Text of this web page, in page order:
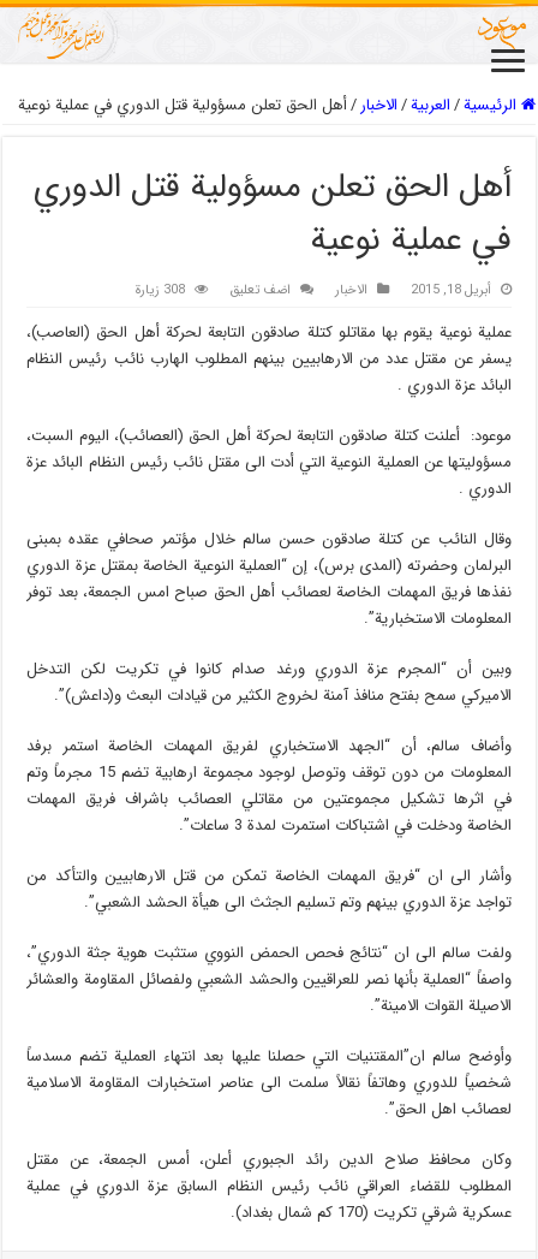
الرئيسية/العربیة/الاخبار/أهل الحق تعلن مسؤولية قتل الدوري في عملية نوعية
أهل الحق تعلن مسؤولية قتل الدوري
في عملية نوعية
أبريل 18, 2015 الاخبار اضف تعليق 308 زيارة
عملية نوعية يقوم بها مقاتلو كتلة صادقون التابعة لحركة أهل الحق (العاصب)،
يسفر عن مقتل عدد من الارهابيين بينهم المطلوب الهارب نائب رئيس النظام
البائد عزة الدوري .
موعود: أعلنت كتلة صادقون التابعة لحركة أهل الحق (العصائب)، اليوم السبت،
مسؤوليتها عن العملية النوعية التي أدت الى مقتل نائب رئيس النظام البائد عزة
الدوري .
وقال النائب عن كتلة صادقون حسن سالم خلال مؤتمر صحافي عقده بمبنى
البرلمان وحضرته (المدى برس)، إن “العملية النوعية الخاصة بمقتل عزة الدوري
نفذها فريق المهمات الخاصة لعصائب أهل الحق صباح امس الجمعة، بعد توفر
المعلومات الاستخبارية”.
وبين أن “المجرم عزة الدوري ورغد صدام كانوا في تكريت لكن التدخل
الاميركي سمح بفتح منافذ آمنة لخروج الكثير من قيادات البعث و(داعش)”.
وأضاف سالم، أن “الجهد الاستخباري لفريق المهمات الخاصة استمر برفد
المعلومات من دون توقف وتوصل لوجود مجموعة ارهابية تضم 15 مجرماً وتم
في اثرها تشكيل مجموعتين من مقاتلي العصائب باشراف فريق المهمات
الخاصة ودخلت في اشتباكات استمرت لمدة 3 ساعات”.
وأشار الى ان “فريق المهمات الخاصة تمكن من قتل الارهابيين والتأكد من
تواجد عزة الدوري بينهم وتم تسليم الجثث الى هيأة الحشد الشعبي”.
ولفت سالم الى ان “نتائج فحص الحمض النووي ستثبت هوية جثة الدوري”،
واصفاً “العملية بأنها نصر للعراقيين والحشد الشعبي ولفصائل المقاومة والعشائر
الاصيلة القوات الامينة”.
وأوضح سالم ان”المقتنيات التي حصلنا عليها بعد انتهاء العملية تضم مسدساً
شخصياً للدوري وهاتفاً نقالاً سلمت الى عناصر استخبارات المقاومة الاسلامية
لعصائب اهل الحق”.
وكان محافظ صلاح الدين رائد الجبوري أعلن، أمس الجمعة، عن مقتل
المطلوب للقضاء العراقي نائب رئيس النظام السابق عزة الدوري في عملية
عسكرية شرقي تكريت (170 كم شمال بغداد).